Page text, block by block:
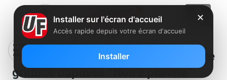
TF1 lance une nouvelle chaîne live
gratuite baptisée “Notre planète”
✕
Installer sur l'écran d'accueil
Accès rapide depuis votre écran d'accueil
Installer